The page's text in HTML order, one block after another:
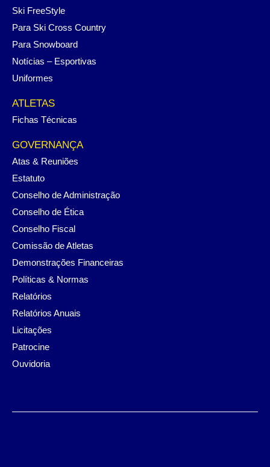
Ski FreeStyle
Para Ski Cross Country
Para Snowboard
Notícias – Esportivas
Uniformes
ATLETAS
Fichas Técnicas
GOVERNANÇA
Atas & Reuniões
Estatuto
Conselho de Administração
Conselho de Ética
Conselho Fiscal
Comissão de Atletas
Demonstrações Financeiras
Políticas & Normas
Relatórios
Relatórios Anuais
Licitações
Patrocine
Ouvidoria